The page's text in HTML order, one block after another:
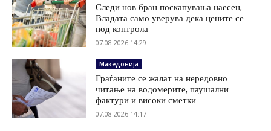
Следи нов бран поскапувања наесен,
Владата само уверува дека цените се
под контрола
07.08.2026 14:29
Македонија
Граѓаните се жалат на нередовно
читање на водомерите, паушални
фактури и високи сметки
07.08.2026 14:17